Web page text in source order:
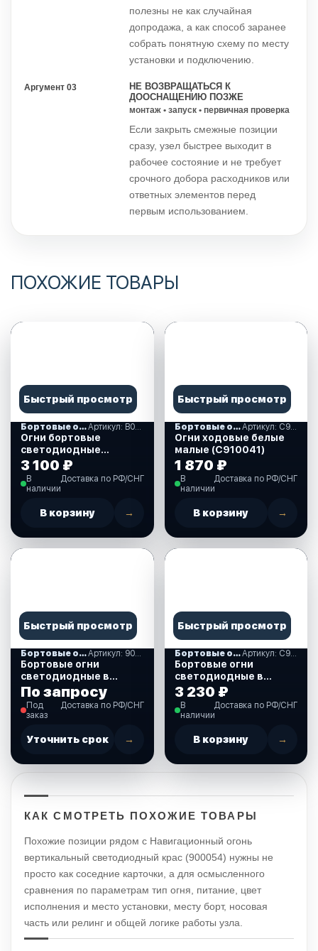
полезны не как случайная
допродажа, а как способ заранее
собрать понятную схему по месту
установки и подключению.
Аргумент 03
НЕ ВОЗВРАЩАТЬСЯ К
ДООСНАЩЕНИЮ ПОЗЖЕ
монтаж • запуск • первичная проверка
Если закрыть смежные позиции
сразу, узел быстрее выходит в
рабочее состояние и не требует
срочного добора расходников или
ответных элементов перед
первым использованием.
ПОХОЖИЕ ТОВАРЫ
Быстрый просмотр
Бортовые огни Артикул: B011028-SS
Огни бортовые
светодиодные
91х48х14 мм,
нержавеющая сталь
(B011028-SS)
3 100 ₽
В
наличии
Доставка по РФ/СНГ
В корзину →
Быстрый просмотр
Бортовые огни Артикул: C910041
Огни ходовые белые
малые (C910041)
1 870 ₽
В
наличии
Доставка по РФ/СНГ
В корзину →
Быстрый просмотр
Бортовые огни Артикул: 900050
Бортовые огни
светодиодные в
чёрном корпусе
(900050)
По запросу
Под
заказ
Доставка по РФ/СНГ
Уточнить срок →
Быстрый просмотр
Бортовые огни Артикул: C91106PBB
Бортовые огни
светодиодные в
чёрном корпусе
(C91106PBB)
3 230 ₽
В
наличии
Доставка по РФ/СНГ
В корзину →
КАК СМОТРЕТЬ ПОХОЖИЕ ТОВАРЫ
Похожие позиции рядом с Навигационный огонь
вертикальный светодиодный крас (900054) нужны не
просто как соседние карточки, а для осмысленного
сравнения по параметрам тип огня, питание, цвет
исполнения и место установки, месту борт, носовая
часть или релинг и общей логике работы узла.